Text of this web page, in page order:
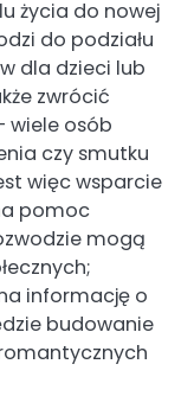
życia do nowej
do podziału
dla dzieci lub
zwrócić
wiele osób
czy smutku
więc wsparcie
pomoc
mogą
informację o
budowanie